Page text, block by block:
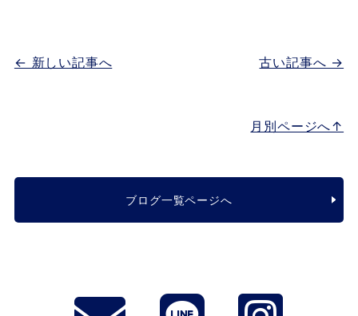
古い記事へ →
← 新しい記事へ
月別ページへ↑
ブログ一覧ページへ